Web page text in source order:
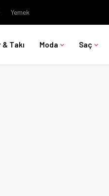
Yemek
Takı Moda Saç